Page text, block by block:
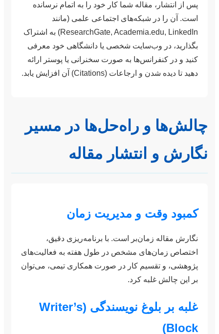
پس از انتشار، مقاله شما کار خود را به اتمام نرسانده
است. آن را در شبکه‌های اجتماعی علمی (مانند
ResearchGate, Academia.edu, LinkedIn) به اشتراک
بگذارید، در وب‌سایت شخصی یا دانشگاهی خود معرفی
کنید و در کنفرانس‌ها به صورت سخنرانی یا پوستر ارائه
دهید تا دیده شدن و ارجاعات (Citations) آن افزایش یابد.
چالش‌ها و راه‌حل‌ها در مسیر
نگارش و انتشار مقاله
کمبود وقت و مدیریت زمان
نگارش مقاله زمان‌بر است. با برنامه‌ریزی دقیق،
اختصاص زمان‌های مشخص در طول هفته به فعالیت‌های
پژوهشی، و تقسیم کار در صورت همکاری تیمی، می‌توان
بر این چالش غلبه کرد.
غلبه بر بلوغ نویسندگی (Writer’s
Block)